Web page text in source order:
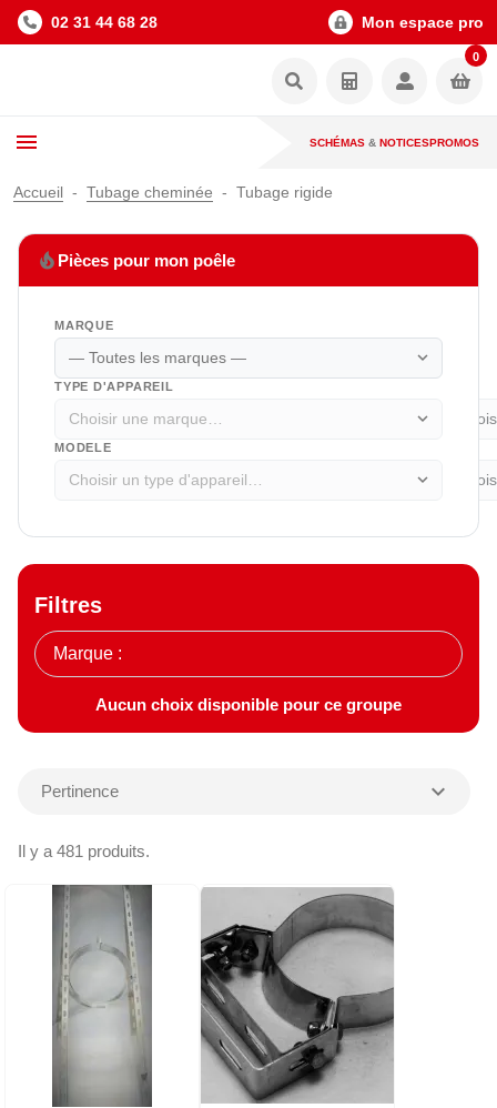
02 31 44 68 28 Mon espace pro
0
SCHÉMAS & NOTICESPROMOS
Accueil Tubage cheminée Tubage rigide
local_fire_department Pièces pour mon poêle
MARQUE
expand_more
TYPE D'APPAREIL
expand_more
MODELE
expand_more
Filtres
Aucun choix disponible pour ce groupe
Il y a 481 produits.
Pertinence expand_more